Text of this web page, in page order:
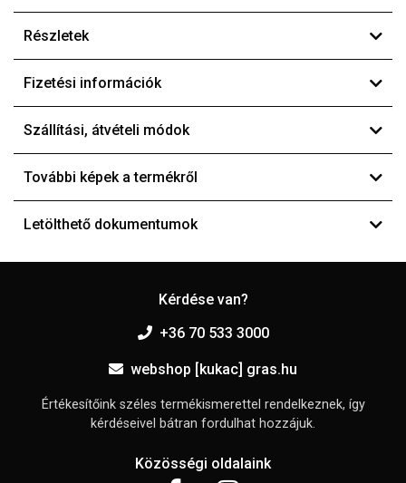
Részletek
Fizetési információk
Szállítási, átvételi módok
További képek a termékről
Letölthető dokumentumok
Kérdése van?
+36 70 533 3000
webshop [kukac] gras.hu
Értékesítőink széles termékismerettel rendelkeznek, így
kérdéseivel bátran fordulhat hozzájuk.
Közösségi oldalaink